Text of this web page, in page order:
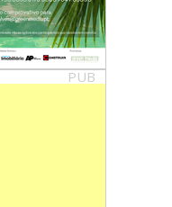
PUB